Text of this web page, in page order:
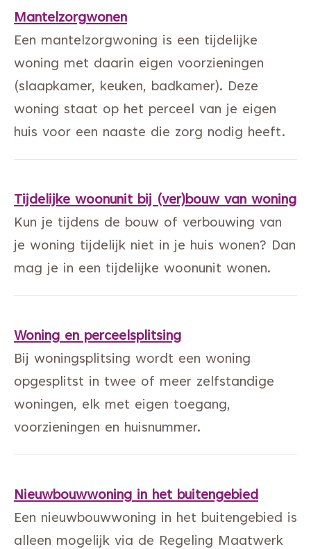
Mantelzorgwonen
Een mantelzorgwoning is een tijdelijke
woning met daarin eigen voorzieningen
(slaapkamer, keuken, badkamer). Deze
woning staat op het perceel van je eigen
huis voor een naaste die zorg nodig heeft.
Tijdelijke woonunit bij (ver)bouw van woning
Kun je tijdens de bouw of verbouwing van
je woning tijdelijk niet in je huis wonen? Dan
mag je in een tijdelijke woonunit wonen.
Woning en perceelsplitsing
Bij woningsplitsing wordt een woning
opgesplitst in twee of meer zelfstandige
woningen, elk met eigen toegang,
voorzieningen en huisnummer.
Nieuwbouwwoning in het buitengebied
Een nieuwbouwwoning in het buitengebied is
alleen mogelijk via de Regeling Maatwerk